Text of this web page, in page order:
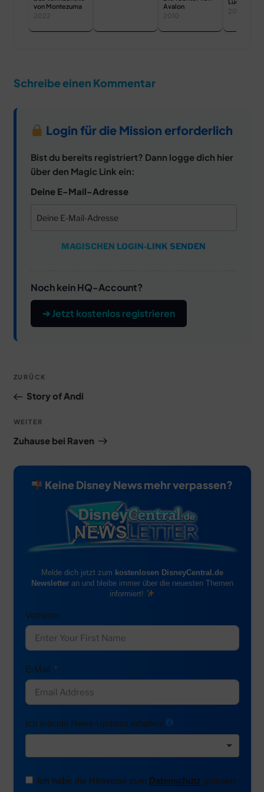
von Montezuma
2022
Avalon
2010
2021
Schreibe einen Kommentar
Login für die Mission erforderlich
Bist du bereits registriert? Dann logge dich hier
über den Magic Link ein:
Deine E-Mail-Adresse
MAGISCHEN LOGIN-LINK SENDEN
Noch kein HQ-Account?
➔ Jetzt kostenlos registrieren
Beitragsnavigation
Vorheriger
Beitrag
ZURÜCK
Story of Andi
Nächster
Beitrag
WEITER
Zuhause bei Raven
Keine Disney News mehr verpassen?
Melde dich jetzt zum kostenlosen DisneyCentral.de
Newsletteran und bleibe immer über die neuesten Themen
informiert!
Vorname
E-Mail
Ich möchte News-Updates erhalten:
Ich habe die Hinweise zum Datenschutz gelesen